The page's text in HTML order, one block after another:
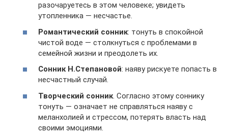
разочаруетесь в этом человеке; увидеть
утопленника — несчастье.
Романтический сонник: тонуть в спокойной
чистой воде — столкнуться с проблемами в
семейной жизни и преодолеть их.
Сонник Н.Степановой: наяву рискуете попасть в
несчастный случай.
Творческий сонник. Согласно этому соннику
тонуть — означает не справляться наяву с
меланхолией и стрессом, потерять власть над
своими эмоциями.